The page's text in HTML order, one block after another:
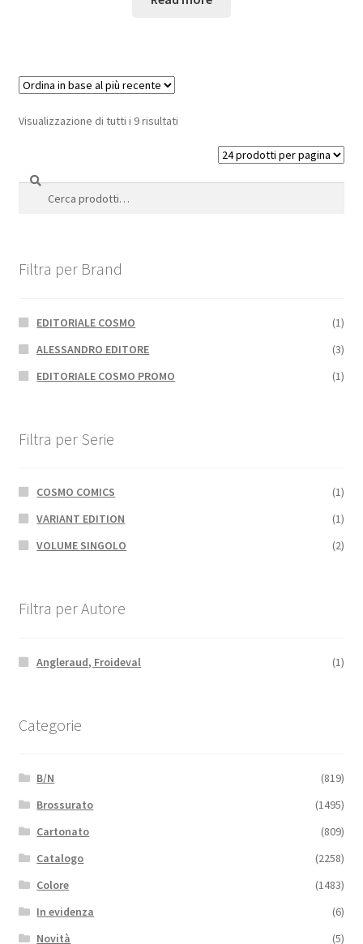
Visualizzazione di tutti i 9 risultati
Cerca:
Cerca
Filtra per Brand
EDITORIALE COSMO
(1)
ALESSANDRO EDITORE
(3)
EDITORIALE COSMO PROMO
(1)
Filtra per Serie
COSMO COMICS
(1)
VARIANT EDITION
(1)
VOLUME SINGOLO
(2)
Filtra per Autore
Angleraud, Froideval (1)
Categorie
B/N
(819)
Brossurato
(1495)
Cartonato
(809)
Catalogo
(2258)
Colore
(1483)
In evidenza
(6)
Novità
(5)